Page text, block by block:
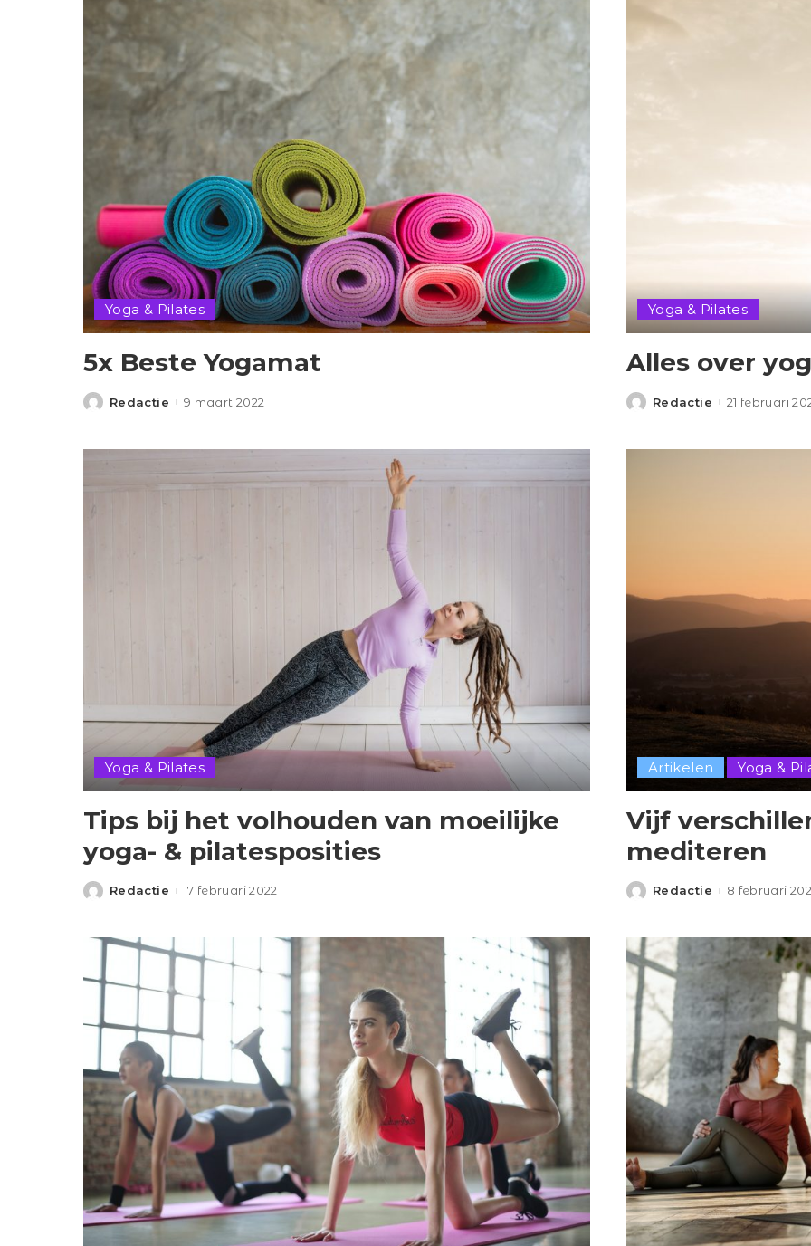
Yoga & Pilates
5x Beste Yogamat
PostedRedactie 9 maart 2022
Yoga & Pilates
Alles over
PostedRedactie 21 februari
Yoga & Pilates
Tips bij het volhouden van moeilijke
yoga- & pilatesposities
PostedRedactie 17 februari 2022
Artikelen Yoga &
Vijf
mediteren
PostedRedactie 8 februari